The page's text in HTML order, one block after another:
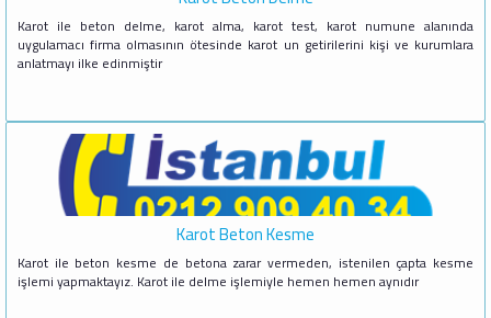
Karot ile beton delme, karot alma, karot test, karot numune alanında
uygulamacı firma olmasının ötesinde karot un getirilerini kişi ve kurumlara
anlatmayı ilke edinmiştir
Karot Beton Kesme
Karot ile beton kesme de betona zarar vermeden, istenilen çapta kesme
işlemi yapmaktayız. Karot ile delme işlemiyle hemen hemen aynıdır